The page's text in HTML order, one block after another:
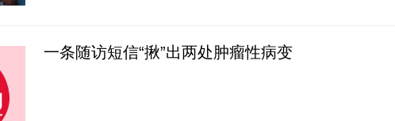
一条随访短信“揪”出两处肿瘤性病变